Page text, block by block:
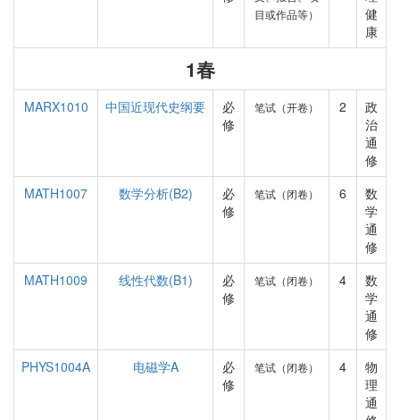
目或作品等）
健
康
1春
MARX1010 中国近现代史纲要
必
修
笔试（开卷） 2
政
治
通
修
MATH1007
数学分析(B2)
必
修
笔试（闭卷） 6
数
学
通
修
MATH1009
线性代数(B1)
必
修
笔试（闭卷） 4
数
学
通
修
PHYS1004A
电磁学A
必
修
笔试（闭卷） 4
物
理
通